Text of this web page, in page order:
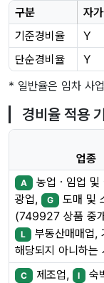
구분 자
기준경비율
Y
단순경비율
Y
* 일반율은 임차 사
경비율 적용
업종
A 농업ㆍ임업 및
광업, G 도매 및
(749927 상품 중
L 부동산매매업,
해당되지 아니하는
C 제조업, I
숙